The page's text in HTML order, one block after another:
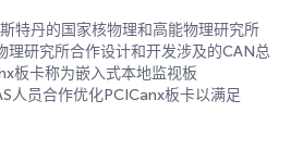
特丹的国家核物理和高能物理研究所
理研究所合作设计和开发涉及的CAN总
板卡称为嵌入式本地监视板
人员合作优化PCICanx板卡以满足